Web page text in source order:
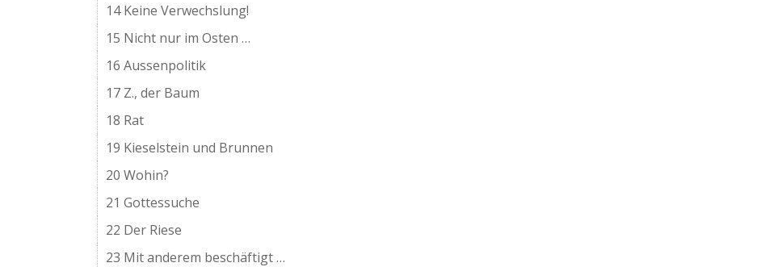
14 Keine Verwechslung!
15 Nicht nur im Osten …
16 Aussenpolitik
17 Z., der Baum
18 Rat
19 Kieselstein und Brunnen
20 Wohin?
21 Gottessuche
22 Der Riese
23 Mit anderem beschäftigt …